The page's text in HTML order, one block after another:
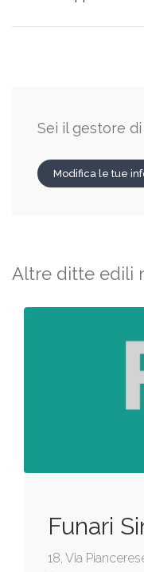
Sei il gestore
Modifica le tue
Altre ditte edili
Funari
18, Via